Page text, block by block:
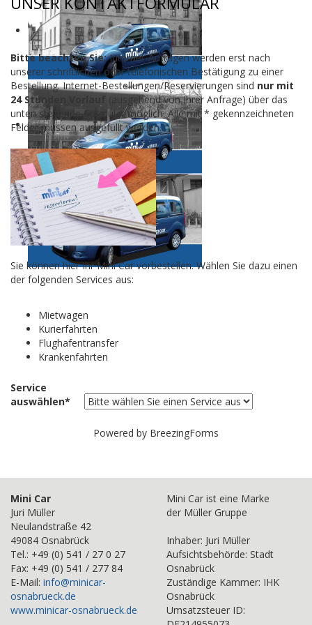
Bitte beachten Sie:Internet-Anfragen werden erst nach
unserer schriftlichen oder telefonischen Bestätigung zu einer
Bestellung. Internet-Bestellungen/Reservierungen sind nur mit
24 Stunden Vorlauf
(ausgehend von Ihrer Anfrage) über das
unten stehende Formular möglich. Alle mit * gekennzeichneten
Felder müssen ausgefüllt werden.
Sie können hier Ihr Mini Car vorbestellen. Wählen Sie dazu einen
der folgenden Services aus:
Mietwagen
Kurierfahrten
Flughafentransfer
Krankenfahrten
Service
auswählen*
Powered by BreezingForms
Mini Car
Juri Müller
Neulandstraße 42
49084 Osnabrück
Tel.: +49 (0) 541 / 27 0 27
Fax: +49 (0) 541 / 277 84
E-Mail: info@minicar-
osnabrueck.de
www.minicar-osnabrueck.de
Mini Car ist eine Marke
der Müller Gruppe
Inhaber: Juri Müller
Aufsichtsbehörde: Stadt
Osnabrück
Zuständige Kammer: IHK
Osnabrück
Umsatzsteuer ID: